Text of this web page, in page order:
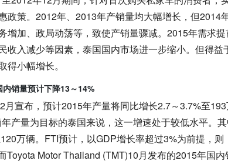
政策。2012年、2013年产销量均大幅增长，但2014
增加、政局动荡等，致使产销量骤减。2015年需求提
收入减少等因素，泰国国内市场进一步缩小。但得益
小幅增长。
销量预计下降13～14%
宣布，预计2015年产量将同比增长2.7～3.7%至
产量为目标的泰国来说，这一增速处于较低水平。
万辆。FTI预计，以GDP增长率超过3%为前提，则
Toyota Motor Thailand (TMT)10月发布的2015年国内